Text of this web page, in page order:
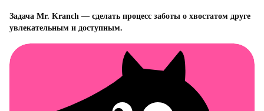
Задача Mr. Kranch — сделать процесс заботы о хвостатом друге
увлекательным и доступным.